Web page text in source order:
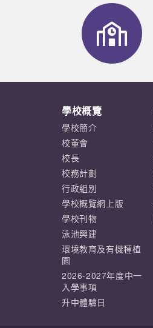
學校概覽
學校簡介
校董會
校長
校務計劃
行政組別
學校概覽網上版
學校刊物
泳池興建
環境教育及有機種植
園
2026-2027年度中一
入學事項
升中體驗日